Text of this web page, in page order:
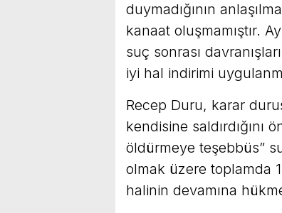
duymadığının
kanaat oluşmamıştır.
suç sonrası
iyi hal indirimi
Recep Duru, karar
kendisine
öldürmeye teşebbüs”
olmak üzere toplamda
halinin devamına